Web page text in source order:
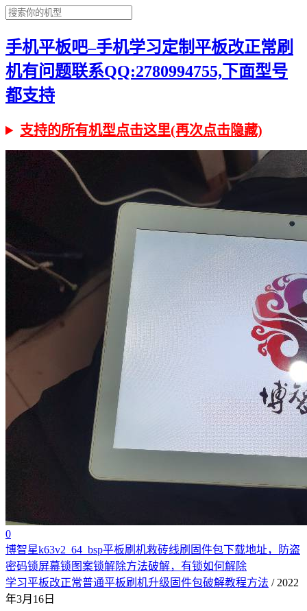
手机平板吧–手机学习定制平板改正常刷
机有问题联系QQ:2780994755,下面型号
都支持
支持的所有机型点击这里(再次点击隐藏)
0
博智星k63v2_64_bsp平板刷机救砖线刷固件包下载地址，防盗
密码锁屏幕锁图案锁解除方法破解，有锁如何解除
学习平板改正常普通平板刷机升级固件包破解教程方法 / 2022
年3月16日